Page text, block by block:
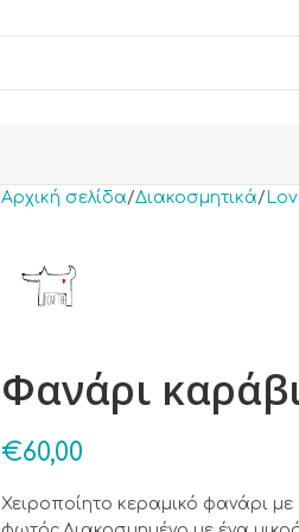
Αρχική σελίδα Διακοσμητικά
Φανάρι
€60,00
Χειροποίητο κεραμικό φανάρι